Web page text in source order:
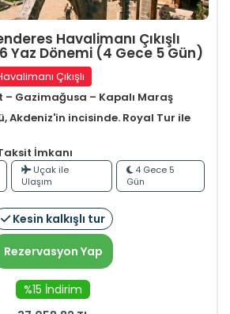
Havalimanı Çıkışlı
Yaz Dönemi (4 Gece 5 Gün)
Çıkışlı
– Gazimağusa – Kapalı Maraş
Akdeniz'in incisinde. Royal Tur ile
İmkanı
Uçak ile
Ulaşım
4 Gece 5
Gün
Kesin kalkışlı tur
Rezervasyon Yap
%15 İndirim